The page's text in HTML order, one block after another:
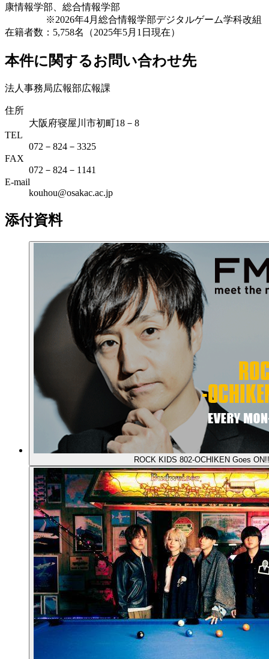
康情報学部、総合情報学部
※2026年4月総合情報学部デジタルゲーム学科改組
在籍者数：5,758名（2025年5月1日現在）
本件に関するお問い合わせ先
法人事務局広報部広報課
住所
大阪府寝屋川市初町18－8
TEL
072－824－3325
FAX
072－824－1141
E-mail
kouhou@osakac.ac.jp
添付資料
ROCK KIDS 802-OCHIKEN Goes ON!!